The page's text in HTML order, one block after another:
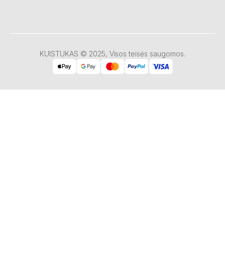
KUISTUKAS © 2025, Visos teisės saugomos.